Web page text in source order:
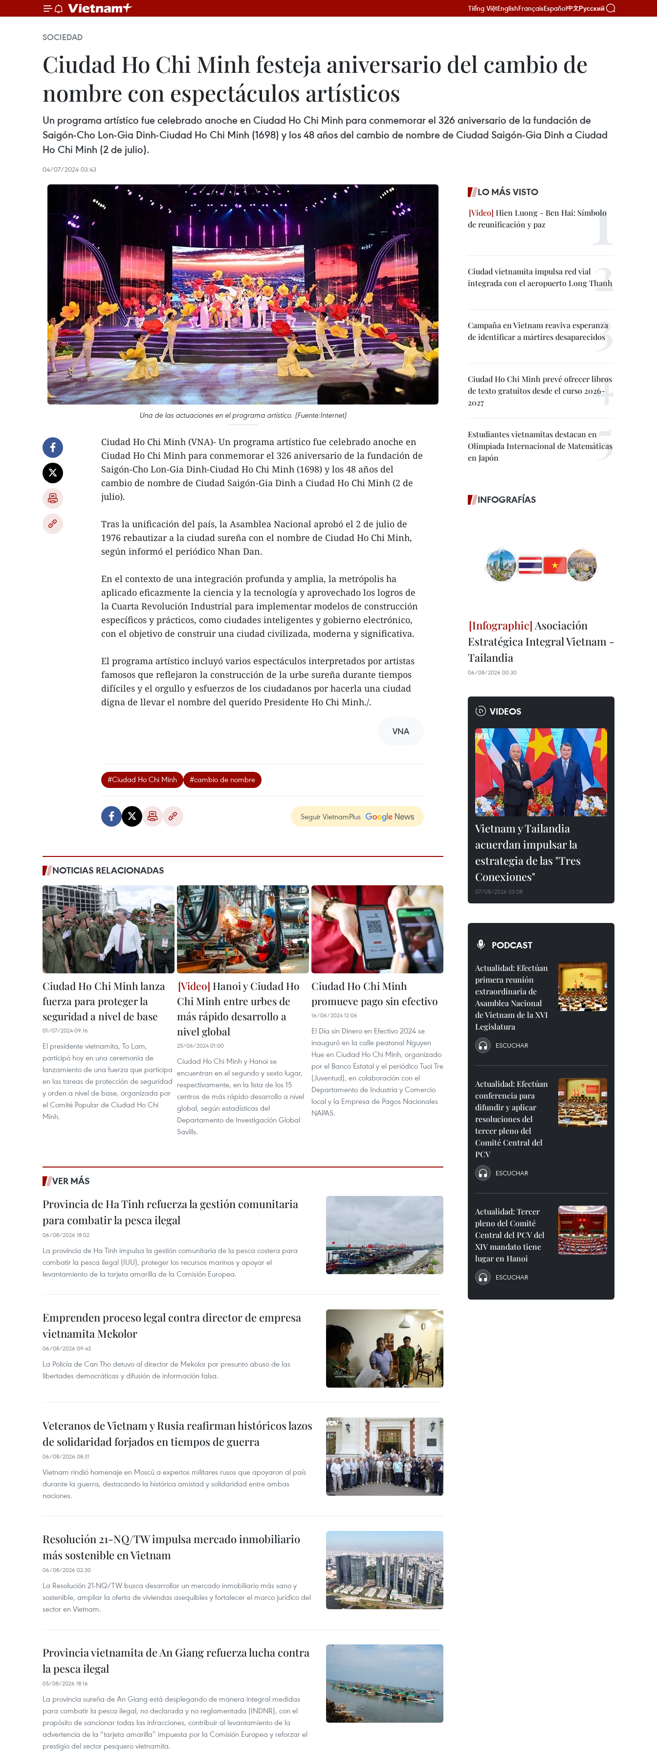
Tiếng ViệtEnglishFrançaisEspañol中文Русский
SOCIEDAD
Ciudad Ho Chi Minh festeja aniversario del cambio de
nombre con espectáculos artísticos
Un programa artístico fue celebrado anoche en Ciudad Ho Chi Minh para conmemorar el 326 aniversario de la fundación de
Saigón-Cho Lon-Gia Dinh-Ciudad Ho Chi Minh (1698) y los 48 años del cambio de nombre de Ciudad Saigón-Gia Dinh a Ciudad
Ho Chi Minh (2 de julio).
04/07/2024 03:43
Una de las actuaciones en el programa artístico. (Fuente:Internet)
Ciudad Ho Chi Minh (VNA)- Un programa artístico fue celebrado anoche en
Ciudad Ho Chi Minh para conmemorar el 326 aniversario de la fundación de
Saigón-Cho Lon-Gia Dinh-Ciudad Ho Chi Minh (1698) y los 48 años del
cambio de nombre de Ciudad Saigón-Gia Dinh a Ciudad Ho Chi Minh (2 de
julio).
Tras la unificación del país, la Asamblea Nacional aprobó el 2 de julio de
1976 rebautizar a la ciudad sureña con el nombre de Ciudad Ho Chi Minh,
según informó el periódico Nhan Dan.
En el contexto de una integración profunda y amplia, la metrópolis ha
aplicado eficazmente la ciencia y la tecnología y aprovechado los logros de
la Cuarta Revolución Industrial para implementar modelos de construcción
específicos y prácticos, como ciudades inteligentes y gobierno electrónico,
con el objetivo de construir una ciudad civilizada, moderna y significativa.
El programa artístico incluyó varios espectáculos interpretados por artistas
famosos que reflejaron la construcción de la urbe sureña durante tiempos
difíciles y el orgullo y esfuerzos de los ciudadanos por hacerla una ciudad
digna de llevar el nombre del querido Presidente Ho Chi Minh./.
VNA
#Ciudad Ho Chi Minh #cambio de nombre
Seguir VietnamPlus
NOTICIAS RELACIONADAS
Ciudad Ho Chi Minh lanza
fuerza para proteger la
seguridad a nivel de base
01/07/2024 09:16
El presidente vietnamita, To Lam,
participó hoy en una ceremonia de
lanzamiento de una fuerza que participa
en las tareas de protección de seguridad
y orden a nivel de base, organizada por
el Comité Popular de Ciudad Ho Chi
Minh.
Hanoi y Ciudad Ho
Chi Minh entre urbes de
más rápido desarrollo a
nivel global
25/06/2024 01:00
Ciudad Ho Chi Minh y Hanoi se
encuentran en el segundo y sexto lugar,
respectivamente, en la lista de los 15
centros de más rápido desarrollo a nivel
global, según estadísticas del
Departamento de Investigación Global
Savills.
Ciudad Ho Chi Minh
promueve pago sin efectivo
16/06/2024 12:06
El Día sin Dinero en Efectivo 2024 se
inauguró en la calle peatonal Nguyen
Hue en Ciudad Ho Chi Minh, organizado
por el Banco Estatal y el periódico Tuoi Tre
(Juventud), en colaboración con el
Departamento de Industria y Comercio
local y la Empresa de Pagos Nacionales
NAPAS.
VER MÁS
Provincia de Ha Tinh refuerza la gestión comunitaria
para combatir la pesca ilegal
06/08/2026 18:02
La provincia de Ha Tinh impulsa la gestión comunitaria de la pesca costera para
combatir la pesca ilegal (IUU), proteger los recursos marinos y apoyar el
levantamiento de la tarjeta amarilla de la Comisión Europea.
Emprenden proceso legal contra director de empresa
vietnamita Mekolor
06/08/2026 09:43
La Policía de Can Tho detuvo al director de Mekolor por presunto abuso de las
libertades democráticas y difusión de información falsa.
Veteranos de Vietnam y Rusia reafirman históricos lazos
de solidaridad forjados en tiempos de guerra
06/08/2026 08:31
Vietnam rindió homenaje en Moscú a expertos militares rusos que apoyaron al país
durante la guerra, destacando la histórica amistad y solidaridad entre ambas
naciones.
Resolución 21-NQ/TW impulsa mercado inmobiliario
más sostenible en Vietnam
06/08/2026 02:30
La Resolución 21-NQ/TW busca desarrollar un mercado inmobiliario más sano y
sostenible, ampliar la oferta de viviendas asequibles y fortalecer el marco jurídico del
sector en Vietnam.
Provincia vietnamita de An Giang refuerza lucha contra
la pesca ilegal
05/08/2026 18:16
La provincia sureña de An Giang está desplegando de manera integral medidas
para combatir la pesca ilegal, no declarada y no reglamentada (INDNR), con el
propósito de sancionar todas las infracciones, contribuir al levantamiento de la
advertencia de la “tarjeta amarilla” impuesta por la Comisión Europea y reforzar el
prestigio del sector pesquero vietnamita.
LO MÁS VISTO
Hien Luong - Ben Hai: Símbolo
de reunificación y paz
Ciudad vietnamita impulsa red vial
integrada con el aeropuerto Long Thanh
Campaña en Vietnam reaviva esperanza
de identificar a mártires desaparecidos
Ciudad Ho Chi Minh prevé ofrecer libros
de texto gratuitos desde el curso 2026-
2027
Estudiantes vietnamitas destacan en
Olimpiada Internacional de Matemáticas
en Japón
INFOGRAFÍAS
Asociación
Estratégica Integral Vietnam -
Tailandia
06/08/2026 00:30
VIDEOS
Vietnam y Tailandia
acuerdan impulsar la
estrategia de las "Tres
Conexiones"
07/08/2026 03:08
PODCAST
Actualidad: Efectúan
primera reunión
extraordinaria de
Asamblea Nacional
de Vietnam de la XVI
Legislatura
ESCUCHAR
Actualidad: Efectúan
conferencia para
difundir y aplicar
resoluciones del
tercer pleno del
Comité Central del
PCV
ESCUCHAR
Actualidad: Tercer
pleno del Comité
Central del PCV del
XIV mandato tiene
lugar en Hanoi
ESCUCHAR